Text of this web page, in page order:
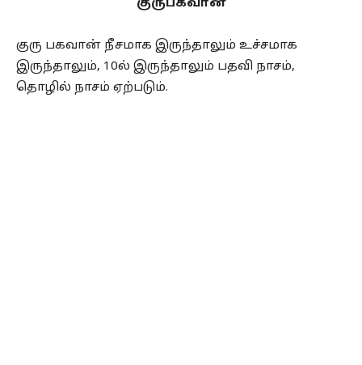
குருபகவான்
குரு பகவான் நீசமாக இருந்தாலும் உச்சமாக
இருந்தாலும், 10ல் இருந்தாலும் பதவி நாசம்,
தொழில் நாசம் ஏற்படும்.